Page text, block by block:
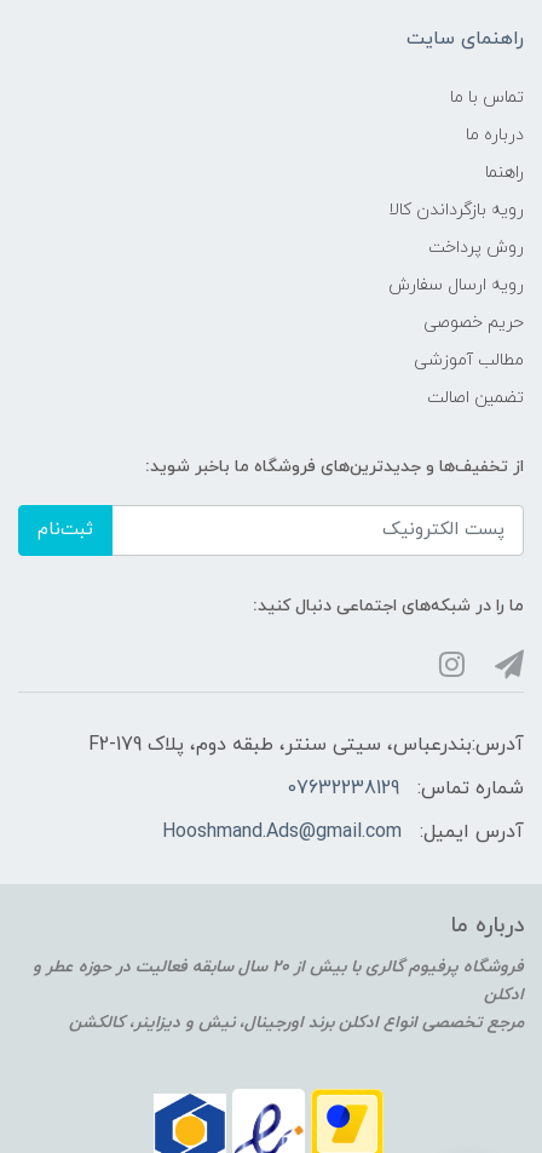
راهنمای سایت
تماس با ما
درباره ما
راهنما
رویه‌ بازگرداندن کالا
روش پرداخت
رویه ارسال سفارش
حریم خصوصی
مطالب آموزشی
تضمین اصالت
از تخفیف‌ها و جدیدترین‌های فروشگاه ما باخبر شوید:
ثبت‌نام
ما را در شبکه‌های اجتماعی دنبال کنید:
آدرس:بندرعباس، سیتی سنتر، طبقه دوم، پلاک F2-179
شماره تماس:
07632238129
آدرس ایمیل:
Hooshmand.Ads@gmail.com
درباره ما
فروشگاه پرفیوم گالری با بیش از 20 سال سابقه فعالیت در حوزه عطر و
ادکلن
مرجع تخصصی انواع ادکلن برند اورجینال، نیش و دیزاینر، کالکشن